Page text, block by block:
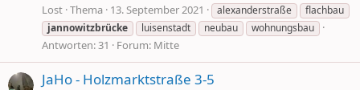
Lost Thema 13. September 2021 alexanderstraße
flachbau
jannowitzbrücke
luisenstadt neubau wohnungsbau
Antworten: 31 Forum: Mitte
JaHo - Holzmarktstraße 3-5